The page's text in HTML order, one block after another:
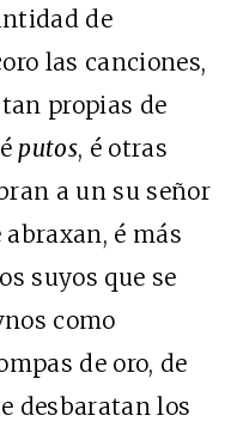
de
las canciones,
propias de
putos, é otras
a un su señor
é más
suyos que se
como
de oro, de
desbaratan los